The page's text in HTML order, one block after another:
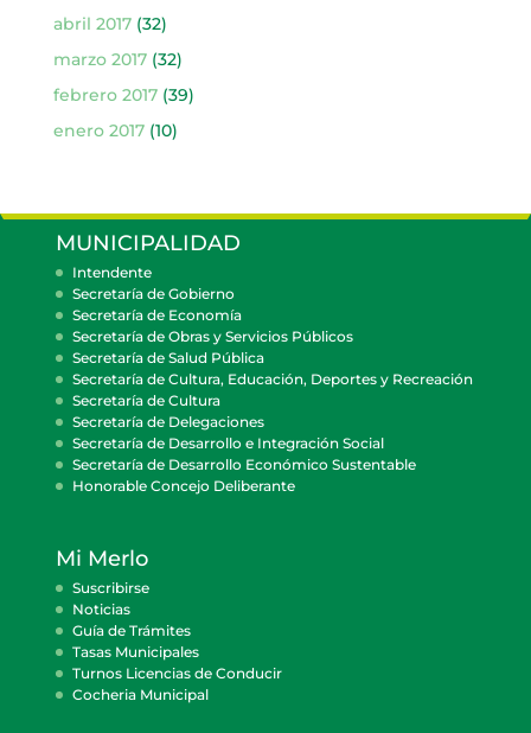
abril 2017(32)
marzo 2017(32)
febrero 2017(39)
enero 2017(10)
MUNICIPALIDAD
Intendente
Secretaría de Gobierno
Secretaría de Economía
Secretaría de Obras y Servicios Públicos
Secretaría de Salud Pública
Secretaría de Cultura, Educación, Deportes y Recreación
Secretaría de Cultura
Secretaría de Delegaciones
Secretaría de Desarrollo e Integración Social
Secretaría de Desarrollo Económico Sustentable
Honorable Concejo Deliberante
Mi Merlo
Suscribirse
Noticias
Guía de Trámites
Tasas Municipales
Turnos Licencias de Conducir
Cocheria Municipal